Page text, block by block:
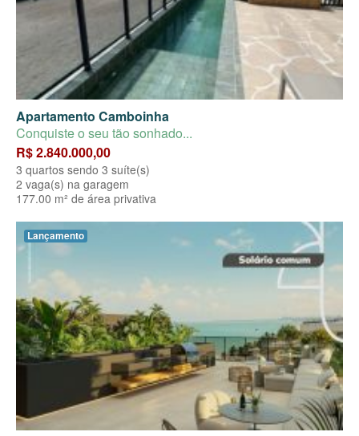
Apartamento Camboinha
Conquiste o seu tão sonhado...
R$ 2.840.000,00
3 quartos sendo 3 suíte(s)
2 vaga(s) na garagem
177.00 m² de área privativa
Lançamento